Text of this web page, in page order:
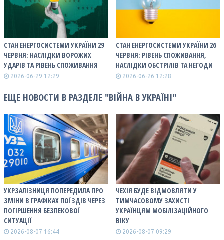
СТАН ЕНЕРГОСИСТЕМИ УКРАЇНИ 29
ЧЕРВНЯ: НАСЛІДКИ ВОРОЖИХ
УДАРІВ ТА РІВЕНЬ СПОЖИВАННЯ
2026-06-29 12:29
СТАН ЕНЕРГОСИСТЕМИ УКРАЇНИ 26
ЧЕРВНЯ: РІВЕНЬ СПОЖИВАННЯ,
НАСЛІДКИ ОБСТРІЛІВ ТА НЕГОДИ
2026-06-26 12:28
ЕЩЕ НОВОСТИ В РАЗДЕЛЕ "ВІЙНА В УКРАЇНІ"
УКРЗАЛІЗНИЦЯ ПОПЕРЕДИЛА ПРО
ЗМІНИ В ГРАФІКАХ ПОЇЗДІВ ЧЕРЕЗ
ПОГІРШЕННЯ БЕЗПЕКОВОЇ
СИТУАЦІЇ
2026-08-07 16:44
ЧЕХІЯ БУДЕ ВІДМОВЛЯТИ У
ТИМЧАСОВОМУ ЗАХИСТІ
УКРАЇНЦЯМ МОБІЛІЗАЦІЙНОГО
ВІКУ
2026-08-07 09:29